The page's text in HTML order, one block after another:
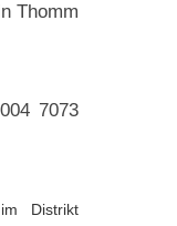
Thomm
7073‬
Distrikt